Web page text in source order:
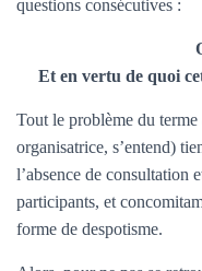
questions consécutives :
Et en vertu de quoi
Tout le problème du terme
organisatrice, s’entend)
l’absence de consultation
participants, et
forme de despotisme.